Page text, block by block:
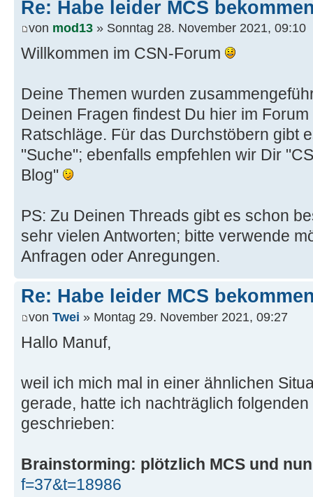
Re: Habe leider MCS
von mod13 » Sonntag 28. November 2021, 09:10
Willkommen im CSN-Forum
Deine Themen wurden
Deinen Fragen findest Du hier im
Ratschläge. Für das Durchstöbern gibt
"Suche"; ebenfalls empfehlen wir Dir
Blog"
PS: Zu Deinen Threads gibt es schon
sehr vielen Antworten; bitte verwende
Anfragen oder Anregungen.
Re: Habe leider MCS
von Twei » Montag 29. November 2021, 09:27
Hallo Manuf,
weil ich mich mal in einer ähnlichen
gerade, hatte ich nachträglich
geschrieben:
Brainstorming: plötzlich MCS und
f=37&t=18986